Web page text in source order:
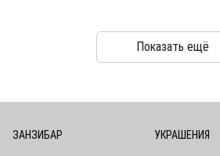
Показать ещё
ЗАНЗИБАР УКРАШЕНИЯ